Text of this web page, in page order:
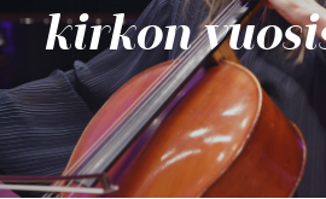
Menneet
Liput
Yleisölle
Orkesteri
kirkon